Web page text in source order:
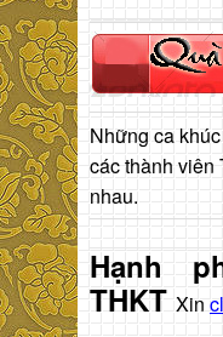
Những ca
các thành viên
nhau.
Hạnh
THKT Xin